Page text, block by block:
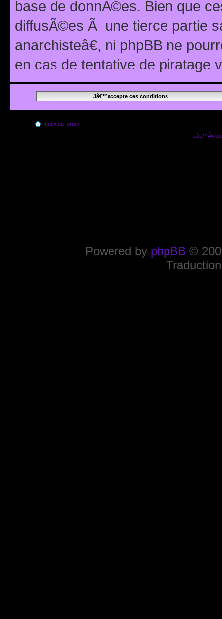
base de donnÃ©es. Bien que
diffusÃ©es Ã une tierce partie
anarchisteâ€, ni phpBB ne
en cas de tentative de piratage
Index du forum
Powered by phpBB ©